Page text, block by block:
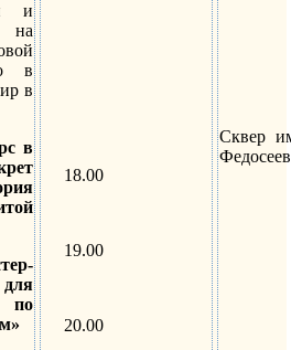
и
на
в
в
в
по
18.00
19.00
20.00
Сквер